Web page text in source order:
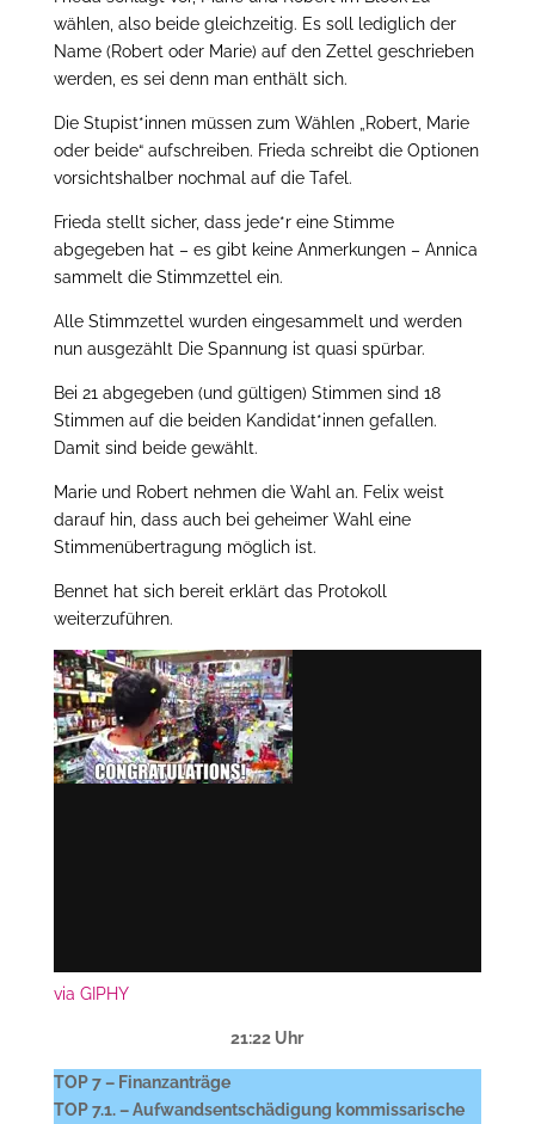
wählen, also beide gleichzeitig. Es soll lediglich der
Name (Robert oder Marie) auf den Zettel geschrieben
werden, es sei denn man enthält sich.
Die Stupist*innen müssen zum Wählen „Robert, Marie
oder beide“ aufschreiben. Frieda schreibt die Optionen
vorsichtshalber nochmal auf die Tafel.
Frieda stellt sicher, dass jede*r eine Stimme
abgegeben hat – es gibt keine Anmerkungen – Annica
sammelt die Stimmzettel ein.
Alle Stimmzettel wurden eingesammelt und werden
nun ausgezählt Die Spannung ist quasi spürbar.
Bei 21 abgegeben (und gültigen) Stimmen sind 18
Stimmen auf die beiden Kandidat*innen gefallen.
Damit sind beide gewählt.
Marie und Robert nehmen die Wahl an. Felix weist
darauf hin, dass auch bei geheimer Wahl eine
Stimmenübertragung möglich ist.
Bennet hat sich bereit erklärt das Protokoll
weiterzuführen.
via GIPHY
21:22 Uhr
TOP 7 – Finanzanträge
TOP 7.1. – Aufwandsentschädigung kommissarische